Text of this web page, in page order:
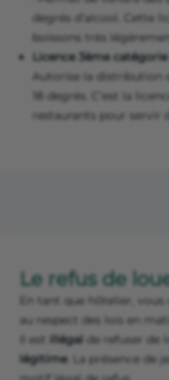
degrés d’alcool. Cette
boissons très
Licence 3ème
Autorise la distribution
18 degrés. C’est la
restaurants pour servir
Le refus de
En tant que hôtelier,
au respect des lois en
Il est illégal de refuser de
légitime. La présence de